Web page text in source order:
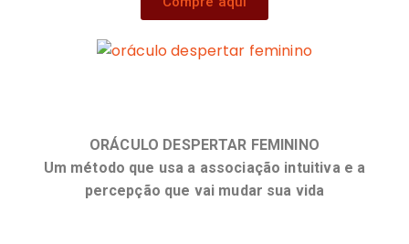
ORÁCULO DESPERTAR FEMININO
Um método que usa a associação intuitiva e a
percepção que vai mudar sua vida